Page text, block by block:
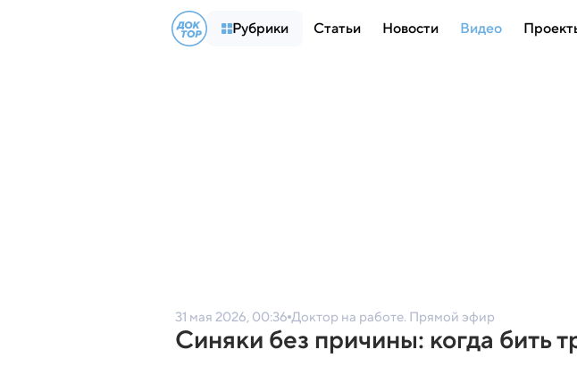
Рубрики Статьи Новости Видео
31 мая 2026, 00:36 Доктор на работе. Прямой эфир
Синяки без причины: когда бить